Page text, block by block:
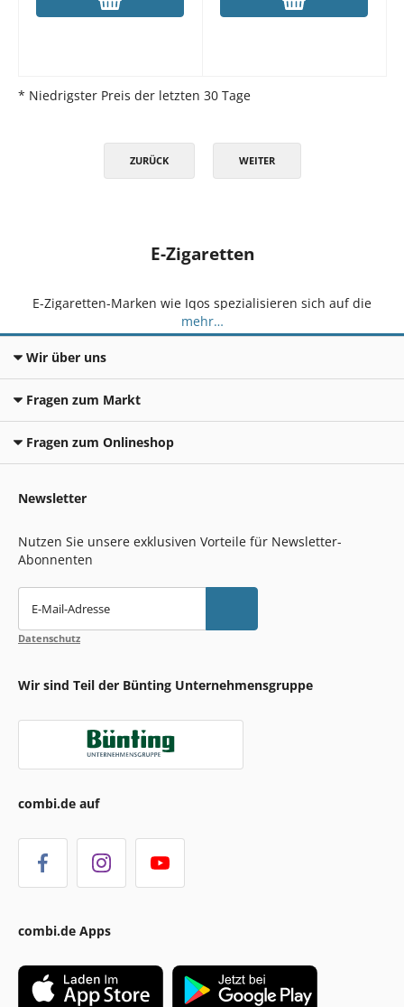
* Niedrigster Preis der letzten 30 Tage
ZURÜCK WEITER
E-Zigaretten
E-Zigaretten-Marken wie Iqos spezialisieren sich auf die
elektrische Zigarette oder auch Vaporiser genannt. Diese
Ein- oder Mehrwegeräte bringen eine Flüssigkeit durch
den gewünschten Dampf zum Inhalieren. Dieser Nassdampf
wird ähnlich wie bei der Zigarette eingeatmet, jedoch ohne
…
Wir über uns
Fragen zum Markt
Fragen zum Onlineshop
Newsletter
Nutzen Sie unsere exklusiven Vorteile für Newsletter-
Abonnenten
E-Mail-Adresse
Datenschutz
Wir sind Teil der Bünting Unternehmensgruppe
combi.de auf
combi.de Apps